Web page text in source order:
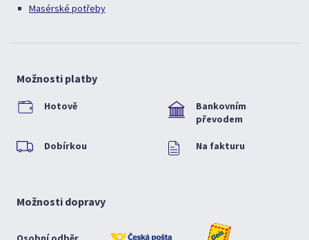
Masérské potřeby
Možnosti platby
Hotově
Bankovním
převodem
Dobírkou Na fakturu
Možnosti dopravy